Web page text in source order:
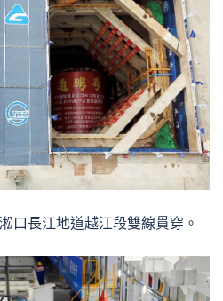
口長江地道越江段雙線貫穿。